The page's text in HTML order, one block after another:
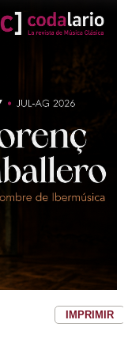
IMPRIMIR